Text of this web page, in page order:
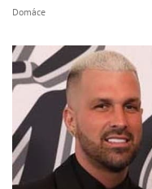
Domáce